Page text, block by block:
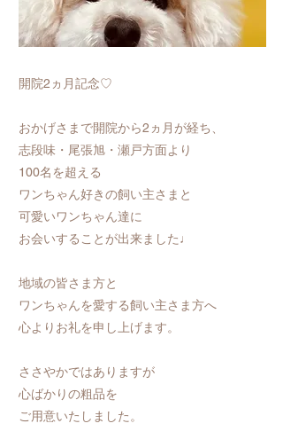
開院2ヵ月記念♡
おかげさまで開院から2ヵ月が経ち、
志段味・尾張旭・瀬戸方面より
100名を超える
ワンちゃん好きの飼い主さまと
可愛いワンちゃん達に
お会いすることが出来ました♩
地域の皆さま方と
ワンちゃんを愛する飼い主さま方へ
心よりお礼を申し上げます。
ささやかではありますが
心ばかりの粗品を
ご用意いたしました。